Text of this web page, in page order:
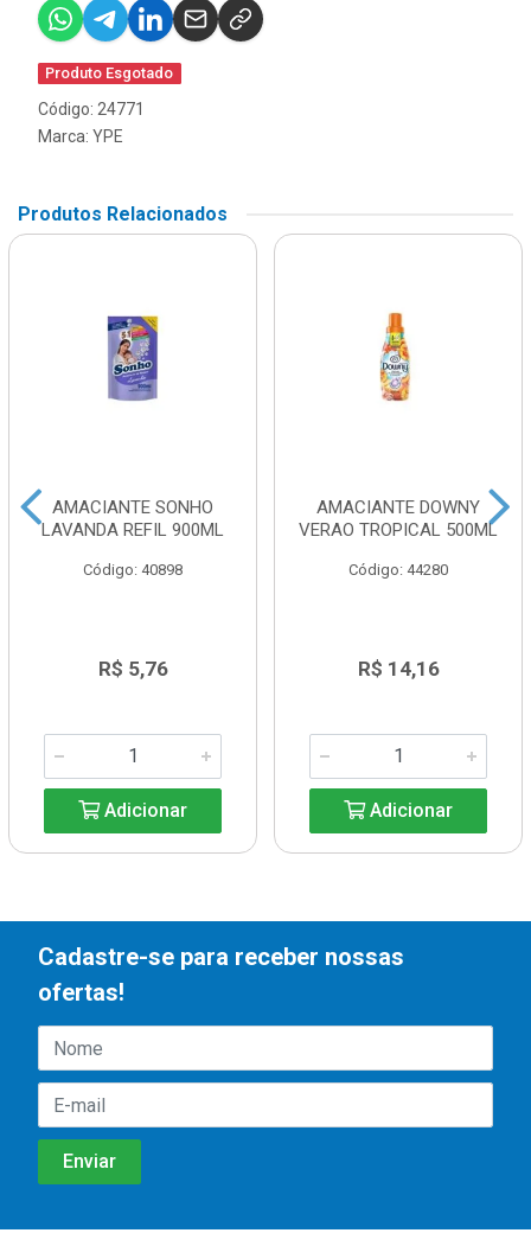
Produto Esgotado
Código: 24771
Marca: YPE
Produtos Relacionados
AMACIANTE SONHO
LAVANDA REFIL 900ML
Código: 40898
R$ 5,76
Adicionar
AMACIANTE DOWNY
VERAO TROPICAL 500ML
Código: 44280
R$ 14,16
Adicionar
Cadastre-se para receber nossas
ofertas!